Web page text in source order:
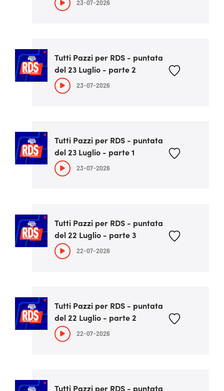
23-07-2026
Tutti Pazzi per RDS - puntata
del 23 Luglio - parte 2
23-07-2026
Tutti Pazzi per RDS - puntata
del 23 Luglio - parte 1
23-07-2026
Tutti Pazzi per RDS - puntata
del 22 Luglio - parte 3
22-07-2026
Tutti Pazzi per RDS - puntata
del 22 Luglio - parte 2
22-07-2026
Tutti Pazzi per RDS - puntata